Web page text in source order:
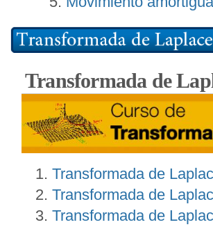
Transformada de
Transformada de
Transformada de
Transformada de